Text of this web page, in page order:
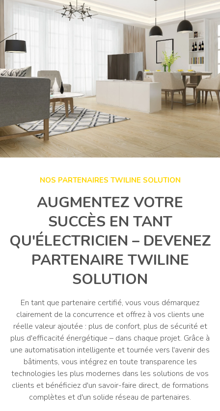
NOS PARTENAIRES TWILINE SOLUTION
AUGMENTEZ VOTRE
SUCCÈS EN TANT
QU'ÉLECTRICIEN – DEVENEZ
PARTENAIRE TWILINE
SOLUTION
En tant que partenaire certifié, vous vous démarquez
clairement de la concurrence et offrez à vos clients une
réelle valeur ajoutée : plus de confort, plus de sécurité et
plus d'efficacité énergétique – dans chaque projet. Grâce à
une automatisation intelligente et tournée vers l'avenir des
bâtiments, vous intégrez en toute transparence les
technologies les plus modernes dans les solutions de vos
clients et bénéficiez d'un savoir-faire direct, de formations
complètes et d'un solide réseau de partenaires.